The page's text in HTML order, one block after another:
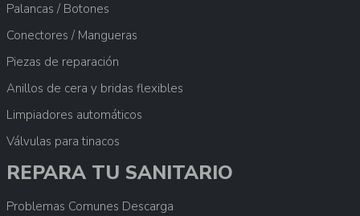
Palancas / Botones
Conectores / Mangueras
Piezas de reparación
Anillos de cera y bridas flexibles
Limpiadores automáticos
Válvulas para tinacos
REPARA TU SANITARIO
Problemas Comunes Descarga